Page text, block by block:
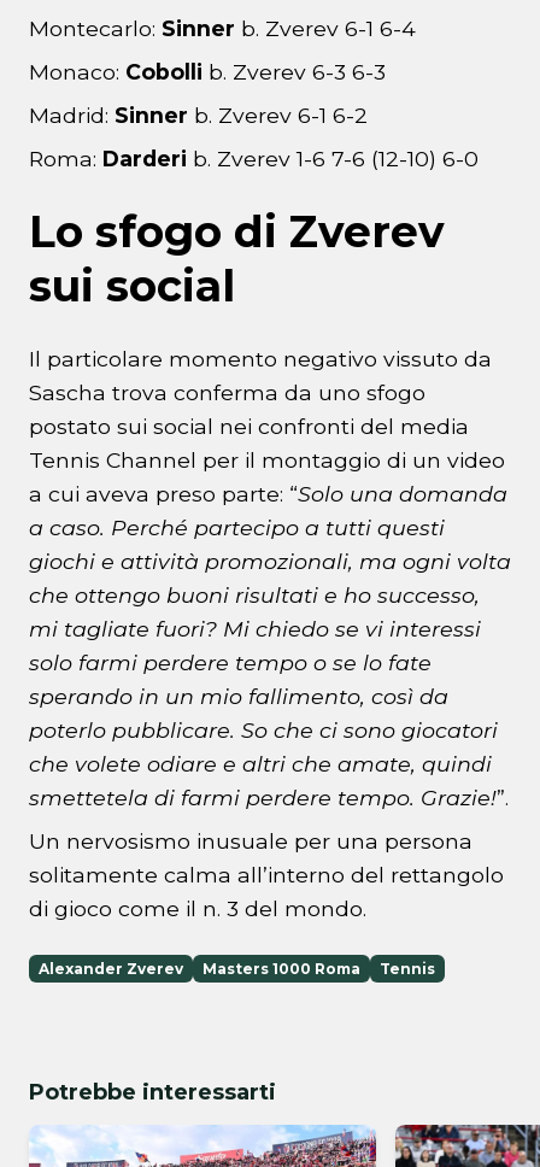
Montecarlo: Sinner b. Zverev 6-1 6-4
Monaco: Cobolli b. Zverev 6-3 6-3
Madrid: Sinner b. Zverev 6-1 6-2
Roma: Darderi b. Zverev 1-6 7-6 (12-10) 6-0
Lo sfogo di Zverev
sui social
Il particolare momento negativo vissuto da
Sascha trova conferma da uno sfogo
postato sui social nei confronti del media
Tennis Channel per il montaggio di un video
a cui aveva preso parte: “Solo una domanda
a caso. Perché partecipo a tutti questi
giochi e attività promozionali, ma ogni volta
che ottengo buoni risultati e ho successo,
mi tagliate fuori? Mi chiedo se vi interessi
solo farmi perdere tempo o se lo fate
sperando in un mio fallimento, così da
poterlo pubblicare. So che ci sono giocatori
che volete odiare e altri che amate, quindi
smettetela di farmi perdere tempo. Grazie!”.
Un nervosismo inusuale per una persona
solitamente calma all’interno del rettangolo
di gioco come il n. 3 del mondo.
Alexander Zverev Masters 1000 Roma Tennis
Potrebbe interessarti